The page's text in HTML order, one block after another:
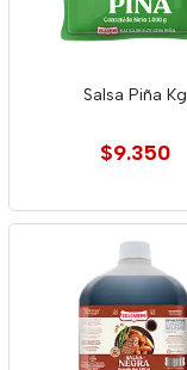
Salsa Piña Kg
$9.350